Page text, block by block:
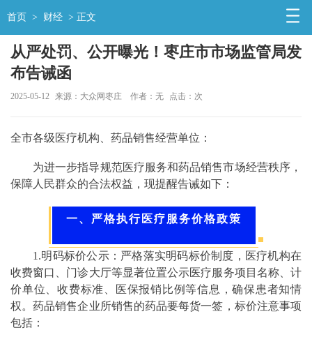
首页 > 财经 > 正文
从严处罚、公开曝光！枣庄市市场监管局发
布告诫函
2025-05-12 来源：大众网枣庄 作者：无 点击： 次
全市各级医疗机构、药品销售经营单位：
为进一步指导规范医疗服务和药品销售市场经营秩序，
保障人民群众的合法权益，现提醒告诫如下：
一、严格执行医疗服务价格政策
1.明码标价公示：严格落实明码标价制度，医疗机构在
收费窗口、门诊大厅等显著位置公示医疗服务项目名称、计
价单位、收费标准、医保报销比例等信息，确保患者知情
权。药品销售企业所销售的药品要每货一签，标价注意事项
包括：